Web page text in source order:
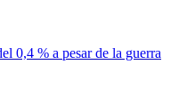
0,4 % a pesar de la guerra